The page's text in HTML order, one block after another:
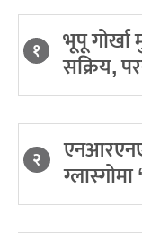
१ भूपू गोर्खा
सक्रिय,
२